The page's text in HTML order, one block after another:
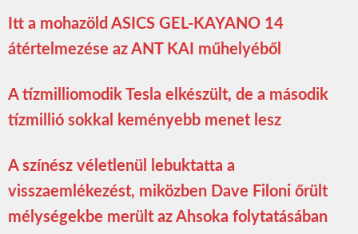
Itt a mohazöld ASICS GEL-KAYANO 14
átértelmezése az ANT KAI műhelyéből
A tízmilliomodik Tesla elkészült, de a második
tízmillió sokkal keményebb menet lesz
A színész véletlenül lebuktatta a
visszaemlékezést, miközben Dave Filoni őrült
mélységekbe merült az Ahsoka folytatásában